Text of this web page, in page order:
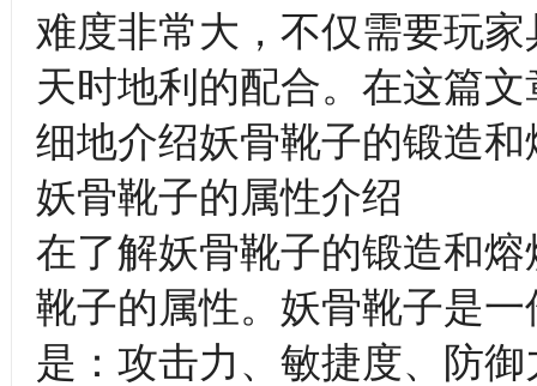
难度非常大，不仅需要玩
天时地利的配合。在这篇
细地介绍妖骨靴子的锻造
妖骨靴子的属性介绍
在了解妖骨靴子的锻造和
靴子的属性。妖骨靴子是
是：攻击力、敏捷度、防